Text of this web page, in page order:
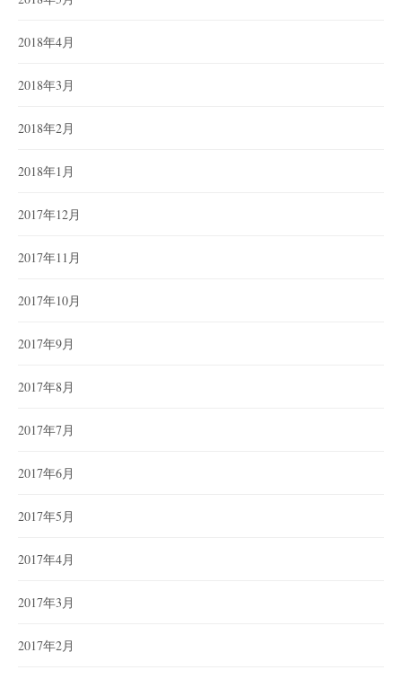
2018年4月
2018年3月
2018年2月
2018年1月
2017年12月
2017年11月
2017年10月
2017年9月
2017年8月
2017年7月
2017年6月
2017年5月
2017年4月
2017年3月
2017年2月